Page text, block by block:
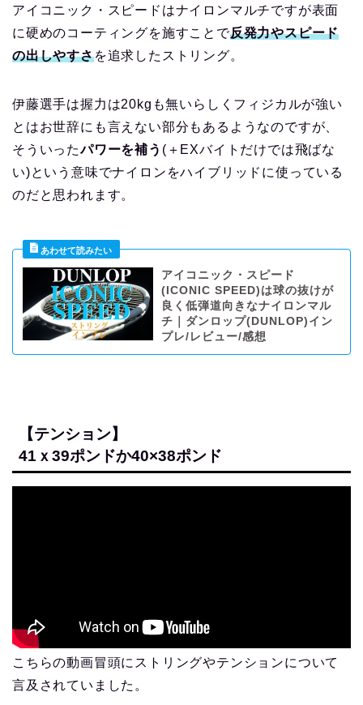
アイコニック・スピードはナイロンマルチですが表面
に硬めのコーティングを施すことで反発力やスピード
の出しやすさを追求したストリング。
伊藤選手は握力は20kgも無いらしくフィジカルが強い
とはお世辞にも言えない部分もあるようなのですが、
そういったパワーを補う (＋EXバイトだけでは飛ばな
い)という意味でナイロンをハイブリッドに使っている
のだと思われます。
アイコニック・スピード
(ICONIC SPEED)は球の抜けが
良く低弾道向きなナイロンマル
チ｜ダンロップ(DUNLOP)イン
プレ/レビュー/感想
【テンション】
41ｘ39ポンドか40×38ポンド
こちらの動画冒頭にストリングやテンションについて
言及されていました。